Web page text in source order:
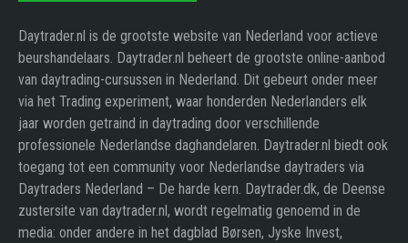
Daytrader.nl is de grootste website van Nederland voor actieve
beurshandelaars. Daytrader.nl beheert de grootste online-aanbod
van daytrading-cursussen in Nederland. Dit gebeurt onder meer
via het Trading experiment, waar honderden Nederlanders elk
jaar worden getraind in daytrading door verschillende
professionele Nederlandse daghandelaren. Daytrader.nl biedt ook
toegang tot een community voor Nederlandse daytraders via
Daytraders Nederland – De harde kern. Daytrader.dk, de Deense
zustersite van daytrader.nl, wordt regelmatig genoemd in de
media: onder andere in het dagblad Børsen, Jyske Invest,